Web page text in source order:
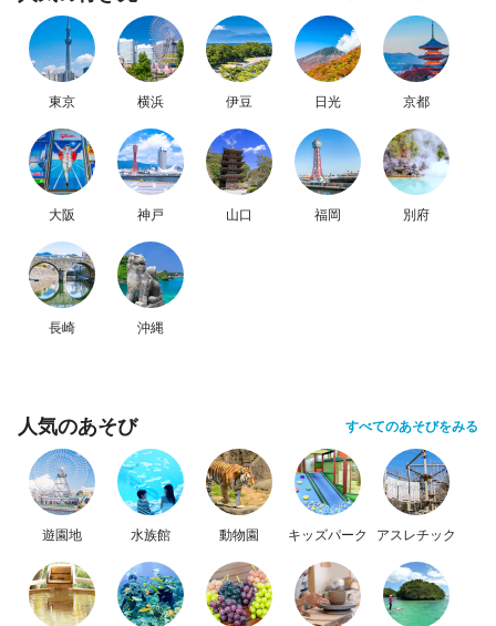
東京 横浜 伊豆 日光 京都
大阪 神戸 山口 福岡 別府
長崎 沖縄
人気のあそび すべてのあそびをみる
遊園地 水族館 動物園 キッズパーク アスレチック